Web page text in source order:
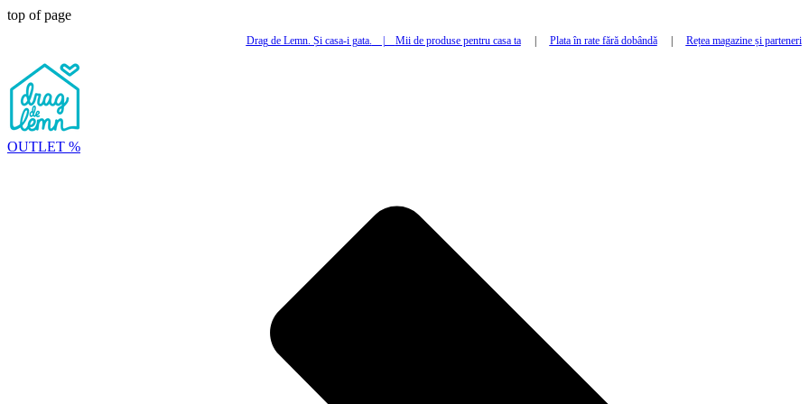
top of page
Drag de Lemn. Și casa-i gata. Mii de produse pentru casa ta| Plata în rate fără dobândă| Rețea magazine și parteneri
OUTLET %